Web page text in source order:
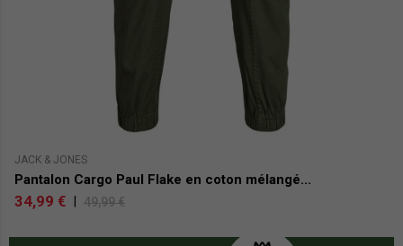
JACK & JONES
Pantalon Cargo Paul Flake en coton mélangé...
34,99 € | 49,99 €